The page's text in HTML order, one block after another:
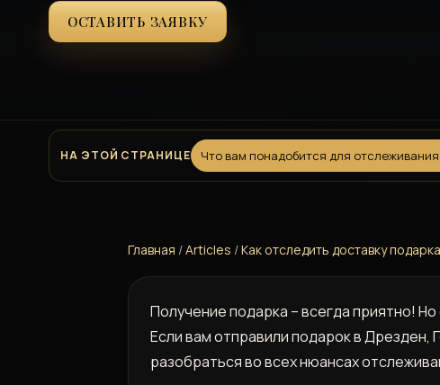
ОСТАВИТЬ ЗАЯВКУ
НА ЭТОЙ СТРАНИЦЕ Что вам понадобится для
Главная /Articles /Как отследить доставку
Получение подарка – всегда приятно!
Если вам отправили подарок в Дрезден‚
разобраться во всех нюансах